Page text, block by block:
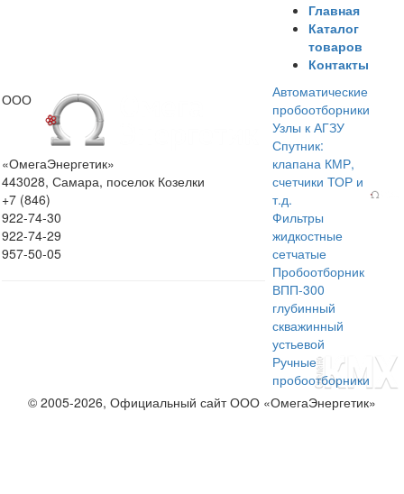
ООО
«ОмегаЭнергетик»
443028, Самара, поселок Козелки
+7 (846)
922-74-30
922-74-29
957-50-05
Главная
Каталог
товаров
Контакты
Автоматические
пробоотборники
Узлы к АГЗУ
Спутник:
клапана КМР,
счетчики ТОР и
т.д.
Фильтры
жидкостные
сетчатые
Пробоотборник
ВПП-300
глубинный
скважинный
устьевой
Ручные
пробоотборники
© 2005-2026, Официальный сайт ООО «ОмегаЭнергетик»